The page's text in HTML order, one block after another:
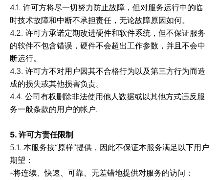
4.1. 许可方将尽一切努力防止故障，但对服务运行中的临
时技术故障和中断不承担责任，无论故障原因如何。
4.2. 许可方承诺定期改进硬件和软件系统，但不保证服务
的软件不包含错误，硬件不会超出工作参数，并且不会中
断运行。
4.3. 许可方不对用户因其不合格行为以及第三方行为而造
成的损失或其他损害负责。
4.4. 公司有权删除非法使用他人数据或以其他方式违反服
务一般条款的用户的帐户.
5. 许可方责任限制
5.1. 本服务按“原样”提供，因此不保证本服务满足以下用户
期望：
-将连续、快速、可靠、无差错地提供对服务的访问；